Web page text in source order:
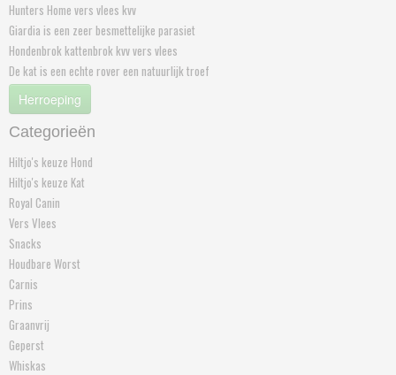
Hunters Home vers vlees kvv
Giardia is een zeer besmettelijke parasiet
Hondenbrok kattenbrok kvv vers vlees
De kat is een echte rover een natuurlijk troef
Herroeping
Categorieën
Hiltjo's keuze Hond
Hiltjo's keuze Kat
Royal Canin
Vers Vlees
Snacks
Houdbare Worst
Carnis
Prins
Graanvrij
Geperst
Whiskas